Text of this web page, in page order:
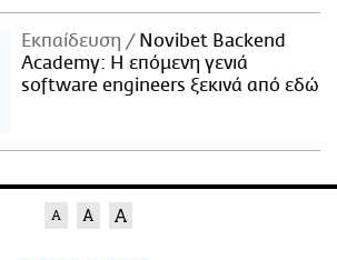
Εκπαίδευση
Novibet Backend
Academy: Η επόμενη γενιά
software engineers ξεκινά από εδώ